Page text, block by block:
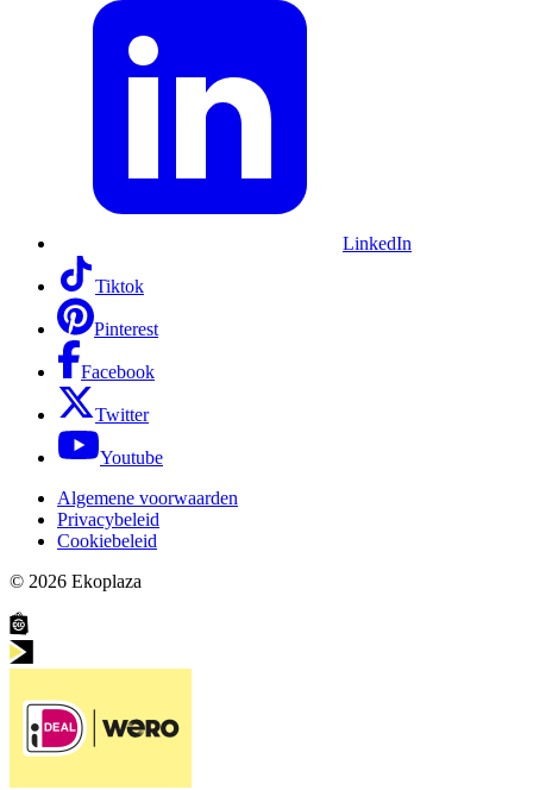
LinkedIn
Tiktok
Pinterest
Facebook
Twitter
Youtube
Algemene voorwaarden
Privacybeleid
Cookiebeleid
© 2026 Ekoplaza